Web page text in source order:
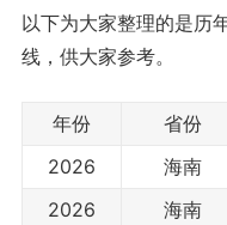
以下为大家整理的是历
线，供大家参考。
年份 省份
2026
海南
2026
海南